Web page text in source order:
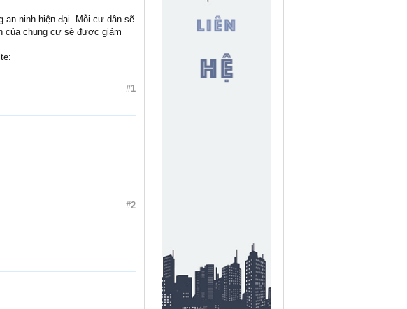
an ninh hiện đại. Mỗi cư dân sẽ
của chung cư sẽ được giám
#1
#2